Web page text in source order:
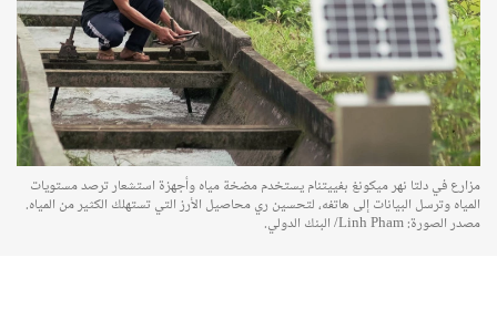
مزارع في دلتا نهر ميكونغ بفييتنام يستخدم مضخة مياه وأجهزة استشعار ترصد مستويات
المياه وترسل البيانات إلى هاتفه، لتحسين ري محاصيل الأرز التي تستهلك الكثير من المياه.
مصدر الصورة: Linh Pham/ البنك الدولي.